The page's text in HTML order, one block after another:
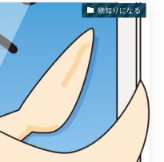
物知りになる